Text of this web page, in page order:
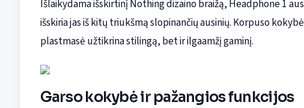
Išlaikydama išskirtinį Nothing dizaino braižą, Headphone 1
išskiria jas iš kitų triukšmą slopinančių ausinių. Korpuso
plastmasė užtikrina stilingą, bet ir ilgaamžį gaminį.
Garso kokybė ir pažangios funkcijos